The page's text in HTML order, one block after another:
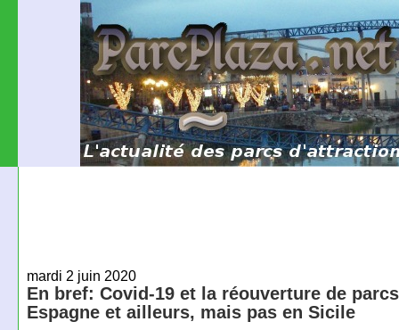
mardi 2 juin 2020
En bref: Covid-19 et la réouverture de
Espagne et ailleurs, mais pas en Sicile